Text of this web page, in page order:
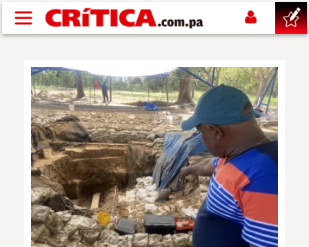
Pasar al contenido principal
SUCESOS
NACIONAL
POLÍTICA
SHOW